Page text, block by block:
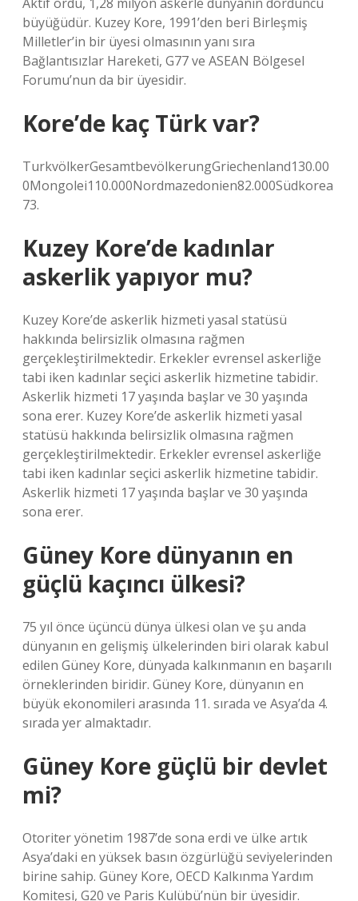
büyüğüdür. Kuzey Kore, 1991’den beri Birleşmiş
Milletler’in bir üyesi olmasının yanı sıra
Bağlantısızlar Hareketi, G77 ve ASEAN Bölgesel
Forumu’nun da bir üyesidir.
Kore’de kaç Türk var?
TurkvölkerGesamtbevölkerungGriechenland130.00
0Mongolei110.000Nordmazedonien82.000Südkorea
73.
Kuzey Kore’de kadınlar
askerlik yapıyor mu?
Kuzey Kore’de askerlik hizmeti yasal statüsü
hakkında belirsizlik olmasına rağmen
gerçekleştirilmektedir. Erkekler evrensel askerliğe
tabi iken kadınlar seçici askerlik hizmetine tabidir.
Askerlik hizmeti 17 yaşında başlar ve 30 yaşında
sona erer. Kuzey Kore’de askerlik hizmeti yasal
statüsü hakkında belirsizlik olmasına rağmen
gerçekleştirilmektedir. Erkekler evrensel askerliğe
tabi iken kadınlar seçici askerlik hizmetine tabidir.
Askerlik hizmeti 17 yaşında başlar ve 30 yaşında
sona erer.
Güney Kore dünyanın en
güçlü kaçıncı ülkesi?
75 yıl önce üçüncü dünya ülkesi olan ve şu anda
dünyanın en gelişmiş ülkelerinden biri olarak kabul
edilen Güney Kore, dünyada kalkınmanın en başarılı
örneklerinden biridir. Güney Kore, dünyanın en
büyük ekonomileri arasında 11. sırada ve Asya’da 4.
sırada yer almaktadır.
Güney Kore güçlü bir devlet
mi?
Otoriter yönetim 1987’de sona erdi ve ülke artık
Asya’daki en yüksek basın özgürlüğü seviyelerinden
birine sahip. Güney Kore, OECD Kalkınma Yardım
Komitesi, G20 ve Paris Kulübü’nün bir üyesidir.